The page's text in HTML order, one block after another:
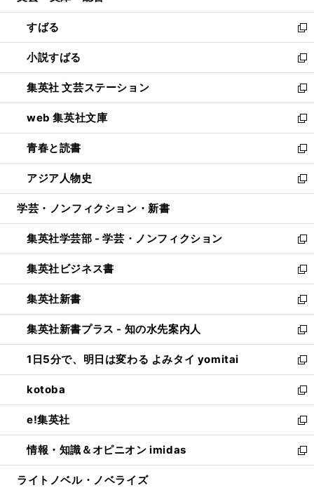
開
く
ウ
で
開
く
ン
ド
ウ
で
開
く
すばる
新
し
い
ウ
ィ
ン
ド
ウ
で
開
く
小説すばる
新
し
い
ウ
ィ
ン
ド
ウ
で
開
集英社 文芸ステーション
新
し
い
ウ
ィ
ン
ド
ウ
開
く
web 集英社文庫
新
し
い
ウ
ィ
ン
ウ
で
開
く
青春と読書
新
し
い
ウ
ン
ド
ウ
で
開
く
アジア人物史
新
し
ウ
ィ
ン
ド
ウ
で
開
く
学芸・ノンフィクション・新書
集英社学芸部 - 学芸・ノンフィクション
新
し
い
ウ
ィ
ン
ド
ウ
で
開
く
集英社ビジネス書
新
し
い
ウ
ィ
ン
ド
ウ
で
開
く
集英社新書
新
し
い
ウ
ィ
ン
ド
ウ
で
開
く
集英社新書プラス - 知の水先案内人
新
し
い
ウ
ィ
ン
ド
ウ
で
開
1日5分で、明日は変わる よみタイ yomitai
新
し
い
ウ
ィ
ン
ド
ウ
kotoba
新
し
い
ウ
ィ
ン
e!集英社
新
し
い
ウ
情報・知識＆オピニオン imidas
新
し
ライトノベル・ノベライズ